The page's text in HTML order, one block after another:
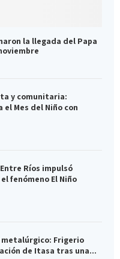
la llegada del Papa
y comunitaria:
el Mes del Niño con
Ríos impulsó
fenómeno El Niño
Frigerio
de Itasa tras una...